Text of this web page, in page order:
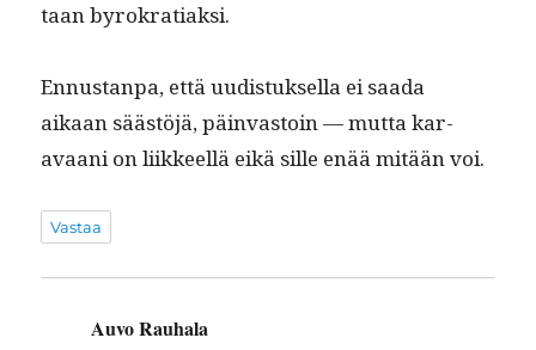
taan byrokratiaksi.
Ennus­tan­pa, että uud­is­tuk­sel­la ei saa­da
aikaan säästöjä, päin­vas­toin — mut­ta kar­
avaani on liik­keel­lä eikä sille enää mitään voi.
Vastaa
Auvo Rauhala